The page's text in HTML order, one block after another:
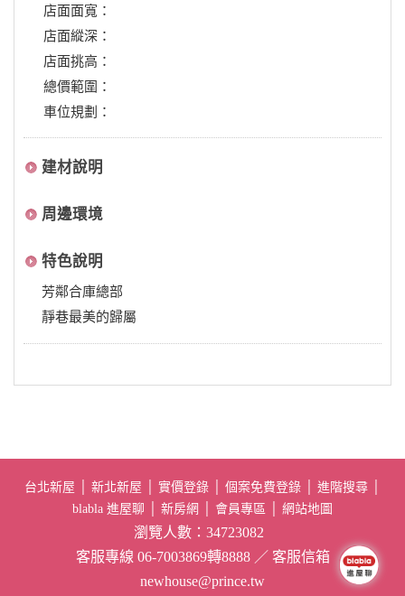
店面面寬：
店面縱深：
店面挑高：
總價範圍：
車位規劃：
建材說明
周邊環境
特色說明
芳鄰合庫總部
靜巷最美的歸屬
台北新屋 新北新屋 實價登錄 個案免費登錄 進階搜尋
blabla 進屋聊
新房網 會員專區 網站地圖
瀏覽人數：34723082
客服專線 06-7003869轉8888 ／ 客服信箱
newhouse@prince.tw